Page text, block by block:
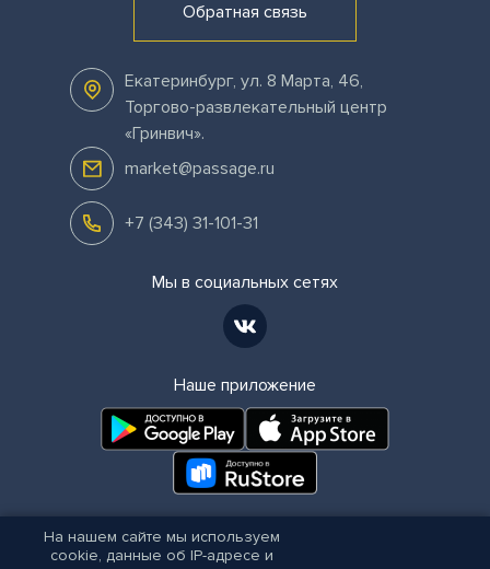
Обратная связь
Екатеринбург, ул. 8 Марта, 46,
Торгово-развлекательный центр
«Гринвич».
market@passage.ru
+7 (343) 31-101-31
Мы в социальных сетях
Наше приложение
© ООО «Пассаж-Премьер»
Правила посещения кинотеатра
На нашем сайте мы используем
cookie, данные об IP-адресе и